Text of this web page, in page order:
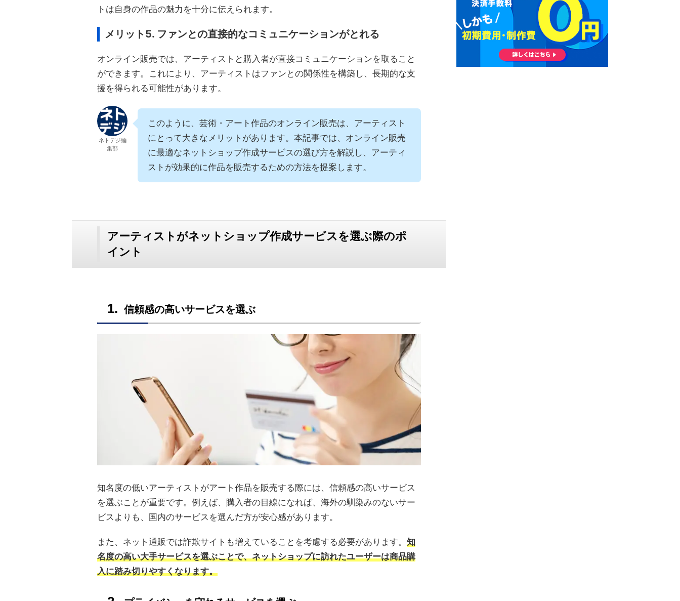
トは自身の作品の魅力を十分に伝えられます。
メリット5. ファンとの直接的なコミュニケーションがとれる
オンライン販売では、アーティストと購入者が直接コミュニケーションを取ること
ができます。これにより、アーティストはファンとの関係性を構築し、長期的な支
援を得られる可能性があります。
ネトデジ編
集部
このように、芸術・アート作品のオンライン販売は、アーティスト
にとって大きなメリットがあります。本記事では、オンライン販売
に最適なネットショップ作成サービスの選び方を解説し、アーティ
ストが効果的に作品を販売するための方法を提案します。
アーティストがネットショップ作成サービスを選ぶ際のポ
イント
信頼感の高いサービスを選ぶ
知名度の低いアーティストがアート作品を販売する際には、信頼感の高いサービス
を選ぶことが重要です。例えば、購入者の目線になれば、海外の馴染みのないサー
ビスよりも、国内のサービスを選んだ方が安心感があります。
また、ネット通販では詐欺サイトも増えていることを考慮する必要があります。 知
名度の高い大手サービスを選ぶことで、ネットショップに訪れたユーザーは商品購
入に踏み切りやすくなります。